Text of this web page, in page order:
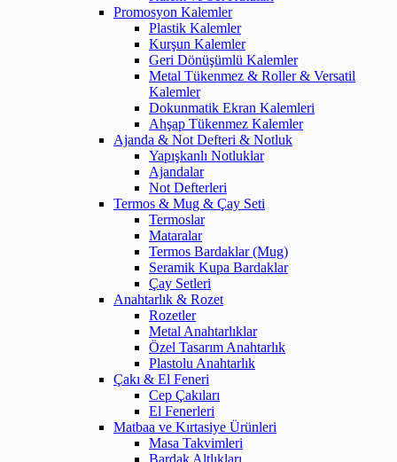
Promosyon Kalemler
Plastik Kalemler
Kurşun Kalemler
Geri Dönüşümlü Kalemler
Metal Tükenmez & Roller & Versatil
Kalemler
Dokunmatik Ekran Kalemleri
Ahşap Tükenmez Kalemler
Ajanda & Not Defteri & Notluk
Yapışkanlı Notluklar
Ajandalar
Not Defterleri
Termos & Mug & Çay Seti
Termoslar
Mataralar
Termos Bardaklar (Mug)
Seramik Kupa Bardaklar
Çay Setleri
Anahtarlık & Rozet
Rozetler
Metal Anahtarlıklar
Özel Tasarım Anahtarlık
Plastolu Anahtarlık
Çakı & El Feneri
Cep Çakıları
El Fenerleri
Matbaa ve Kırtasiye Ürünleri
Masa Takvimleri
Bardak Altlıkları